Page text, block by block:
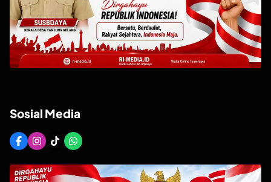
Sosial Media